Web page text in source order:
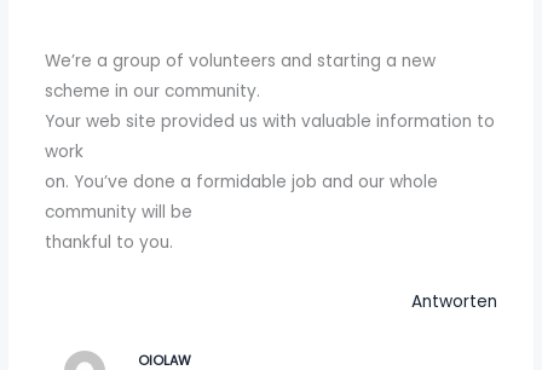
We’re a group of volunteers and starting a new
scheme in our community.
Your web site provided us with valuable information to
work
on. You’ve done a formidable job and our whole
community will be
thankful to you.
Antworten
OIOLAW